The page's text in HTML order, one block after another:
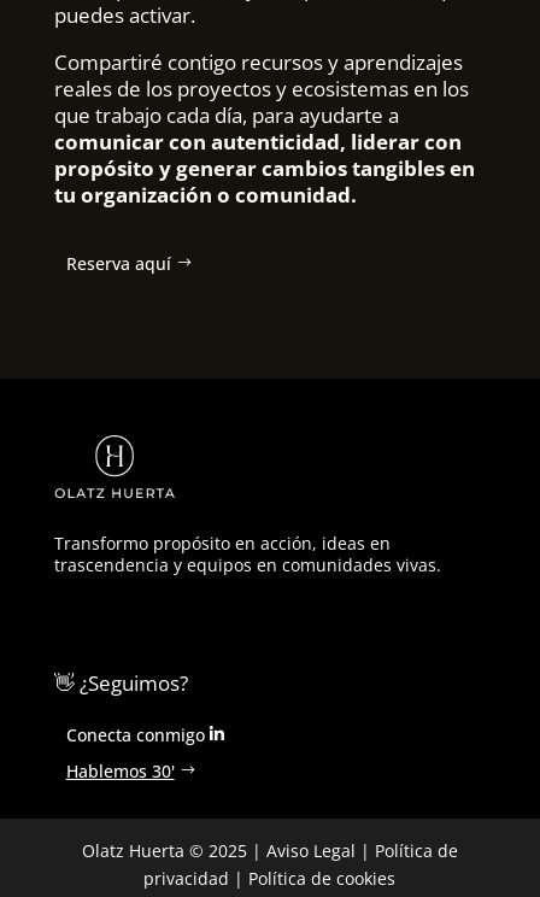
puedes activar.
Compartiré contigo recursos y aprendizajes
reales de los proyectos y ecosistemas en los
que trabajo cada día, para ayudarte a
comunicar con autenticidad, liderar con
propósito y generar cambios tangibles en
tu organización o comunidad.
Reserva aquí
Transformo propósito en acción, ideas en
trascendencia y equipos en comunidades vivas.
👋 ¿Seguimos?
Conecta conmigo
Hablemos 30'
Olatz Huerta © 2025 | Aviso Legal | Política de
privacidad | Política de cookies